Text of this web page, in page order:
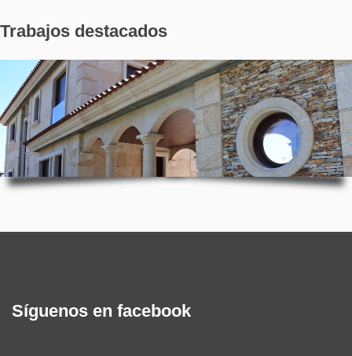
Trabajos destacados
Síguenos en facebook